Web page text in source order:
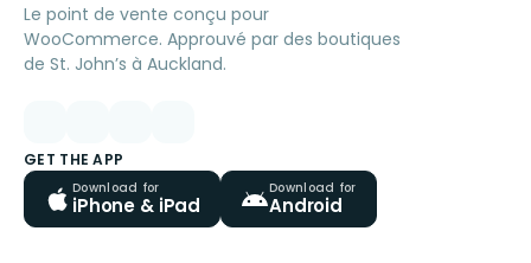
Le point de vente conçu pour
WooCommerce. Approuvé par des boutiques
de St. John’s à Auckland.
GET THE APP
Download for
iPhone & iPad
Download for
Android